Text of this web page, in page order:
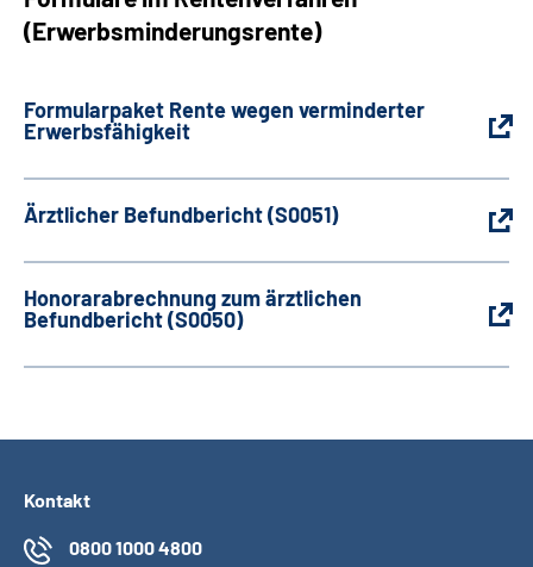
(Erwerbsminderungsrente)
Formularpaket Rente wegen verminderter
Erwerbsfähigkeit
Ärztlicher Befundbericht (S0051)
Honorarabrechnung zum ärztlichen
Befundbericht (S0050)
Kontakt
0800 1000 4800